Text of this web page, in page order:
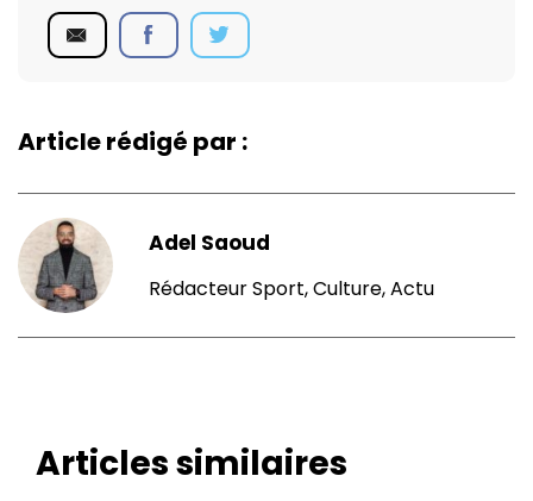
Article rédigé par :
Adel Saoud
Rédacteur Sport, Culture, Actu
Articles similaires